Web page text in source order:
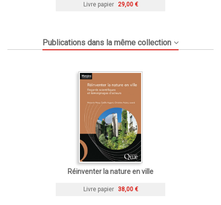
Livre papier 29,00 €
Publications dans la même collection
Réinventer la nature en ville
Livre papier 38,00 €